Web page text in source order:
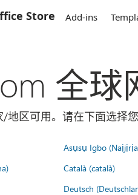
Store Add-ins
全球
区可用。请在下面选择您
Asụsụ Igbo
Català (català)
Deutsch